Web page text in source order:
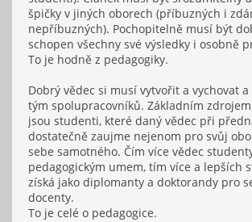
špičky v jiných oborech (příbuzných i
nepříbuzných). Pochopitelně musí být
schopen všechny své výsledky i osobně
To je hodně z pedagogiky.
Dobrý vědec si musí vytvořit a vychovat
tým spolupracovníků. Základním
jsou studenti, které daný vědec při
dostatečně zaujme nejenom pro svůj
sebe samotného. Čím více vědec
pedagogickým umem, tím více a lepších
získá jako diplomanty a doktorandy pro
docenty.
To je celé o pedagogice.